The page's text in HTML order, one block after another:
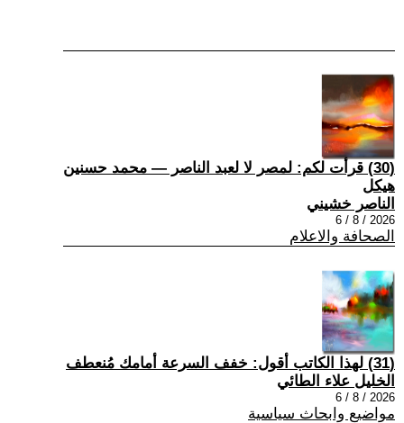
(30) قرأت لكم: لمصر لا لعبد الناصر — محمد حسنين
هيكل
الناصر خشيني
2026 / 8 / 6
الصحافة والاعلام
(31) لهذا الكاتب أقول: خفف السرعة أمامك مُنعطف
الخليل علاء الطائي
2026 / 8 / 6
مواضيع وابحاث سياسية